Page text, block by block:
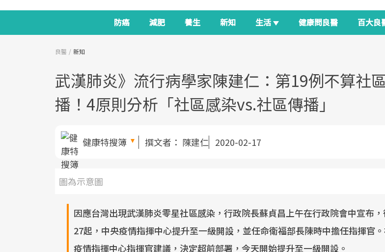
防癌 減肥 養生 新知 生活 健康問良醫 百大良
良醫 新知
武漢肺炎》流行病學家陳建仁：第19例不算社
播！4原則分析「社區感染vs.社區傳播」
健康特搜簿 撰文者： 陳建仁 2020-02-17
圖為示意圖
因應台灣出現武漢肺炎零星社區感染，行政院長蘇貞昌上午在行政院會中宣布
27起，中央疫情指揮中心提升至一級開設，並任命衛福部長陳時中擔任指揮官
疫情指揮中心指揮官建議，決定超前部署，今天開始提升至一級開設。
邁向「健康照護」的新時代。
照3.0」的推進，「預防醫學
關注的核心議題。然而，健檢
療院所的服務，更是民眾了解
健康新生活」，從講座、體驗
發，透過醫學觀點與日常感受
改善行動。